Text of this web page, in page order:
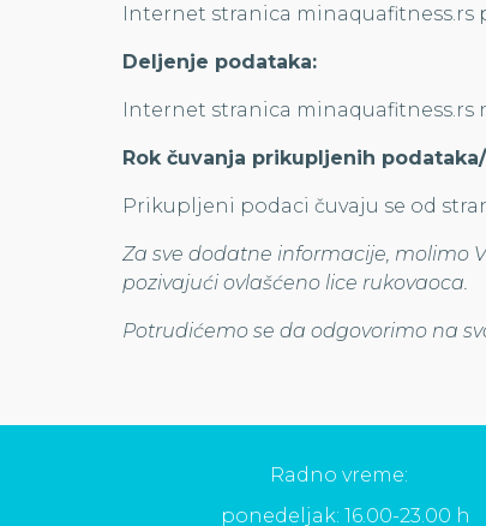
Internet stranica minaquafitness.rs
Deljenje podataka:
Internet stranica minaquafitness.rs
Rok čuvanja prikupljenih
Prikupljeni podaci čuvaju se od
Za sve dodatne informacije, molimo
pozivajući ovlašćeno lice rukovaoca.
Potrudićemo se da odgovorimo na
Radno vreme:
ponedeljak: 16.00-23.00 h